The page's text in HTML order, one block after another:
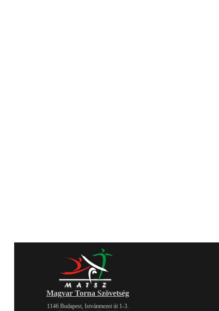
Magyar Torna Szövetség
1146 Budapest, Istvánmezei út 1-3.